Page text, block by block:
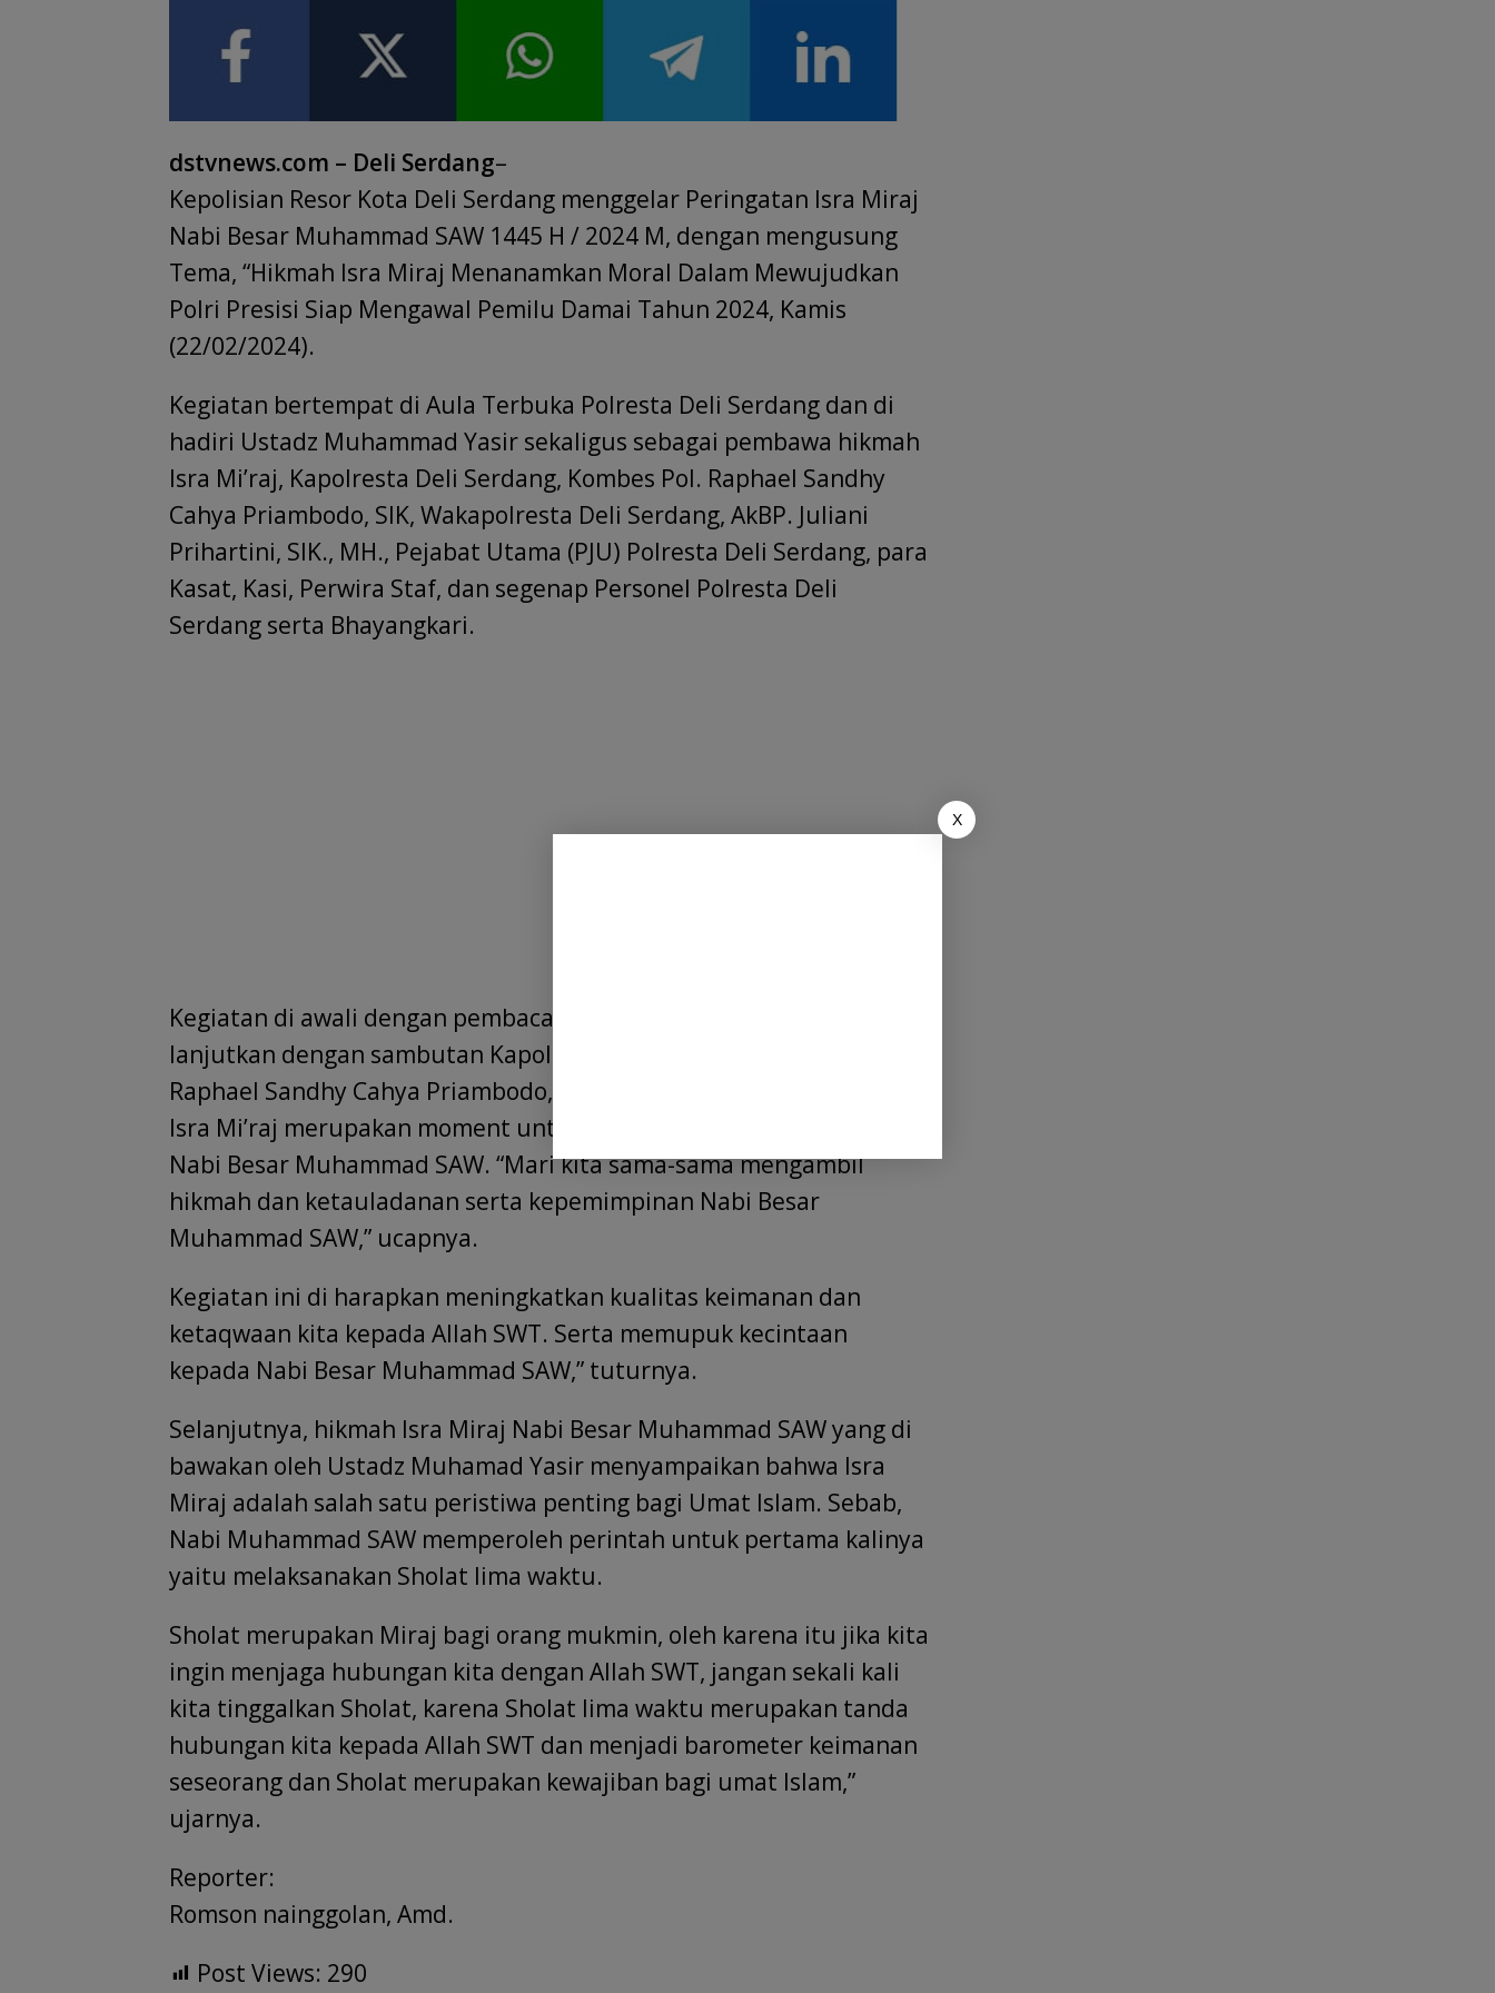
dstvnews.com – Deli Serdang–
Kepolisian Resor Kota Deli Serdang menggelar Peringatan Isra Miraj
Nabi Besar Muhammad SAW 1445 H / 2024 M, dengan mengusung
Tema, “Hikmah Isra Miraj Menanamkan Moral Dalam Mewujudkan
Polri Presisi Siap Mengawal Pemilu Damai Tahun 2024, Kamis
(22/02/2024).
Kegiatan bertempat di Aula Terbuka Polresta Deli Serdang dan di
hadiri Ustadz Muhammad Yasir sekaligus sebagai pembawa hikmah
Isra Mi’raj, Kapolresta Deli Serdang, Kombes Pol. Raphael Sandhy
Cahya Priambodo, SIK, Wakapolresta Deli Serdang, AkBP. Juliani
Prihartini, SIK., MH., Pejabat Utama (PJU) Polresta Deli Serdang, para
Kasat, Kasi, Perwira Staf, dan segenap Personel Polresta Deli
Serdang serta Bhayangkari.
Kegiatan di awali dengan pembacaan Ayat Suci Al-Qur’an dan di
lanjutkan dengan sambutan Kapolresta Deli Serdang, Kombes Pol.
Raphael Sandhy Cahya Priambodo, SIK, yang mengatakan, perayaan
Isra Mi’raj merupakan moment untuk merenungi ketauladanan
Nabi Besar Muhammad SAW. “Mari kita sama-sama mengambil
hikmah dan ketauladanan serta kepemimpinan Nabi Besar
Muhammad SAW,” ucapnya.
Kegiatan ini di harapkan meningkatkan kualitas keimanan dan
ketaqwaan kita kepada Allah SWT. Serta memupuk kecintaan
kepada Nabi Besar Muhammad SAW,” tuturnya.
Selanjutnya, hikmah Isra Miraj Nabi Besar Muhammad SAW yang di
bawakan oleh Ustadz Muhamad Yasir menyampaikan bahwa Isra
Miraj adalah salah satu peristiwa penting bagi Umat Islam. Sebab,
Nabi Muhammad SAW memperoleh perintah untuk pertama kalinya
yaitu melaksanakan Sholat lima waktu.
Sholat merupakan Miraj bagi orang mukmin, oleh karena itu jika kita
ingin menjaga hubungan kita dengan Allah SWT, jangan sekali kali
kita tinggalkan Sholat, karena Sholat lima waktu merupakan tanda
hubungan kita kepada Allah SWT dan menjadi barometer keimanan
seseorang dan Sholat merupakan kewajiban bagi umat Islam,”
ujarnya.
Reporter:
Romson nainggolan, Amd.
Post Views: 290
X